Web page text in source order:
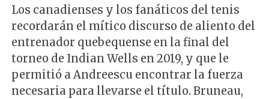
Los canadienses y los fanáticos del tenis
recordarán el mítico discurso de aliento del
entrenador quebequense en la final del
torneo de Indian Wells en 2019, y que le
permitió a Andreescu encontrar la fuerza
necesaria para llevarse el título. Bruneau,